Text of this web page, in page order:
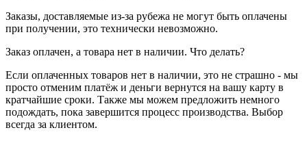
Заказы, доставляемые из-за рубежа не могут быть оплачены
при получении, это технически невозможно.
Заказ оплачен, а товара нет в наличии. Что делать?
Если оплаченных товаров нет в наличии, это не страшно - мы
просто отменим платёж и деньги вернутся на вашу карту в
кратчайшие сроки. Также мы можем предложить немного
подождать, пока завершится процесс производства. Выбор
всегда за клиентом.